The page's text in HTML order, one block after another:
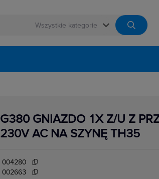

G380 GNIAZDO 1X Z/U Z
230V AC NA SZYNĘ TH35
004280
002663